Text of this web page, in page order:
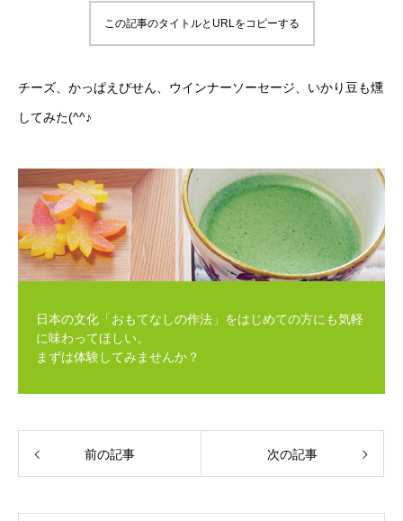
この記事のタイトルとURLをコピーする
チーズ、かっぱえびせん、ウインナーソーセージ、いかり豆も燻
してみた(^^♪
日本の文化「おもてなしの作法」をはじめての方にも気軽
に味わってほしい。
まずは体験してみませんか？
前の記事 次の記事